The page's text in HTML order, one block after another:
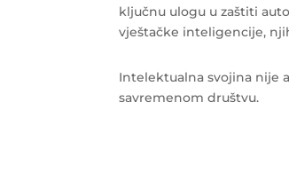
ključnu ulogu u zaštiti
vještačke inteligencije,
Intelektualna svojina nije
savremenom društvu.